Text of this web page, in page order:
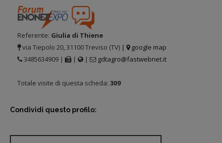
Referente: Giulia di Thiene
via Tiepolo 20, 31100 Treviso (TV) |
google map
3485634909 |
| | gdtagro@fastwebnet.it
Totale visite di questa scheda: 309
Condividi questo profilo: